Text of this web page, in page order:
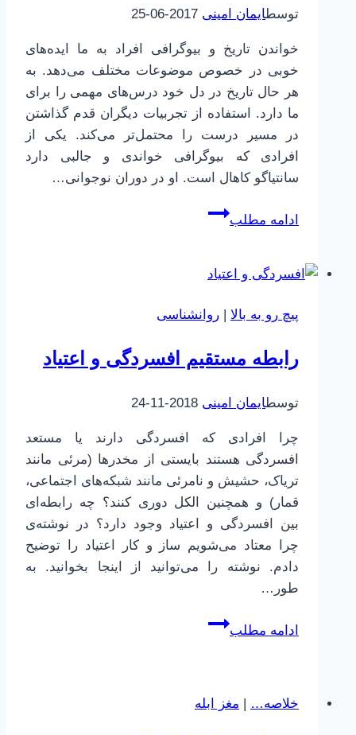
در
توسطایمان امینی 2017-06-25
خواندن تاریخ و بیوگرافی افراد به ما ایده‌های
خوبی در خصوص موضوعات مختلف می‌دهد. به
هر حال تاریخ در دل خود درس‌های مهمی را برای
ما دارد. استفاده از تجربیات دیگران قدم گذاشتن
در مسیر درست را محتمل‌تر می‌کند. یکی از
افرادی که بیوگرافی خواندی و جالبی دارد
سانتیاگو کاهال است. او در دوران نوجوانی…
ادامه مطلب
چطور
بگیریم
43
یادگیری
پشتکار
پیچ رو به بالا | روانشناسی
رابطه مستقیم افسردگی و اعتیاد
توسطایمان امینی 2018-11-24
چرا افرادی که افسردگی دارند یا مستعد
افسردگی هستند بایستی از مخدرها (مرئی مانند
تریاک، حشیش و نامرئی مانند شبکه‌های اجتماعی،
قمار) و همچنین الکل دوری کنند؟ چه رابطه‌ای
بین افسردگی و اعتیاد وجود دارد؟ در نوشته‌ی
چرا معتاد می‌شویم ساز و کار اعتیاد را توضیح
دادم. نوشته را می‌توانید از اینجا بخوانید. به
طور…
ادامه مطلب
رابطه
اعتیاد
خلاصه… | مغز ابله